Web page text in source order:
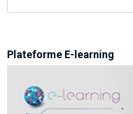
Plateforme E-learning